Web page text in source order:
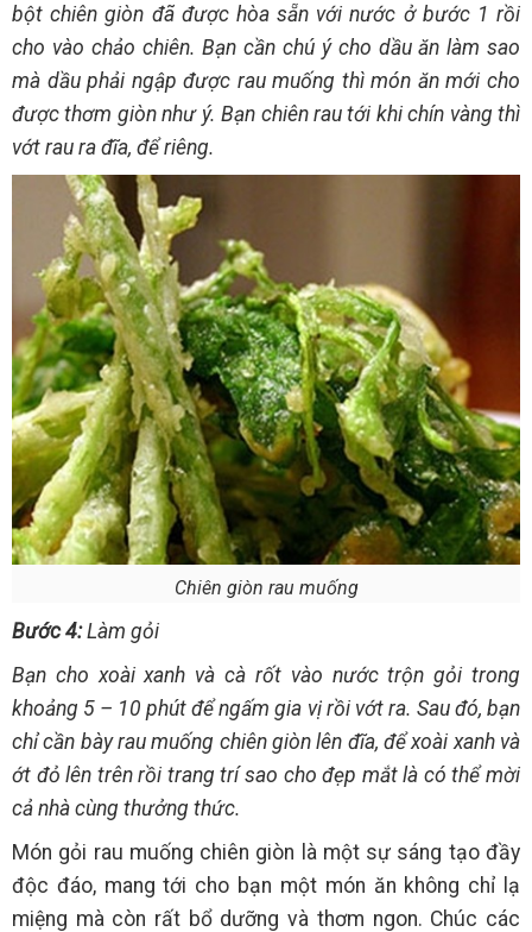
bột chiên giòn đã được hòa sẵn với nước ở bước 1 rồi
cho vào chảo chiên. Bạn cần chú ý cho dầu ăn làm sao
mà dầu phải ngập được rau muống thì món ăn mới cho
được thơm giòn như ý. Bạn chiên rau tới khi chín vàng thì
vớt rau ra đĩa, để riêng.
Chiên giòn rau muống
Bước 4:Làm gỏi
Bạn cho xoài xanh và cà rốt vào nước trộn gỏi trong
khoảng 5 – 10 phút để ngấm gia vị rồi vớt ra. Sau đó, bạn
chỉ cần bày rau muống chiên giòn lên đĩa, để xoài xanh và
ớt đỏ lên trên rồi trang trí sao cho đẹp mắt là có thể mời
cả nhà cùng thưởng thức.
Món gỏi rau muống chiên giòn là một sự sáng tạo đầy
độc đáo, mang tới cho bạn một món ăn không chỉ lạ
miệng mà còn rất bổ dưỡng và thơm ngon. Chúc các